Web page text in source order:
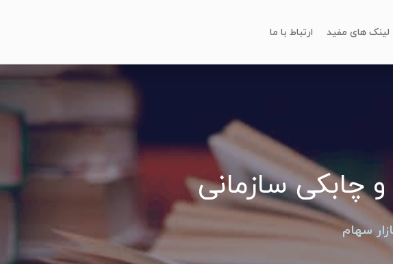
لینک های مفید ارتباط با ما
چابکی سازمانی
سهام